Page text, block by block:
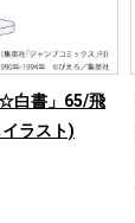
白書」65/飛
ラスト)